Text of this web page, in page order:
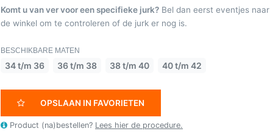
Komt u van ver voor een specifieke jurk? Bel dan eerst eventjes naar
de winkel om te controleren of de jurk er nog is.
BESCHIKBARE MATEN
34 t/m 36 36 t/m 38 38 t/m 40 40 t/m 42
OPSLAAN IN FAVORIETEN
Product (na)bestellen? Lees hier de procedure.